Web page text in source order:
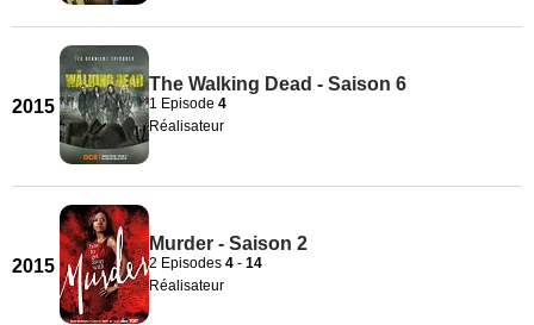
2015
The Walking Dead - Saison 6
1 Episode 4
Réalisateur
2015
Murder - Saison 2
2 Episodes 4 - 14
Réalisateur